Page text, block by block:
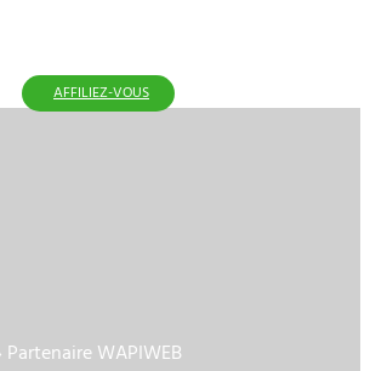
AFFILIEZ-VOUS
Partenaire WAPIWEB